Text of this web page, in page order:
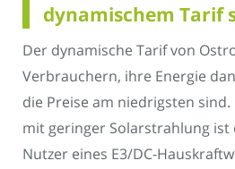
dynamischem Tarif
Der dynamische Tarif von
Verbrauchern, ihre Energie
die Preise am niedrigsten
mit geringer Solarstrahlung ist
Nutzer eines E3/DC-